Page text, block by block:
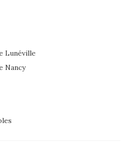
Lunéville
Nancy